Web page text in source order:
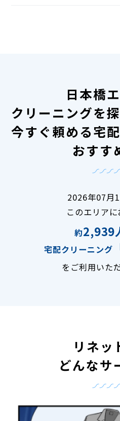
日本橋
クリーニングを
今すぐ頼める宅
おすす
2026年07月
このエリア
約2,939
宅配クリーニング
をご利用いた
リネッ
どんなサ